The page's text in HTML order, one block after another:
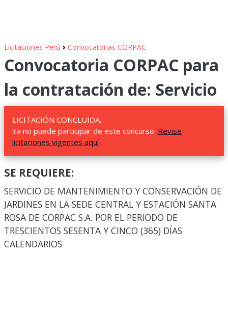
Licitaciones Perú › Convocatorias CORPAC
Convocatoria CORPAC para
la contratación de: Servicio
LICITACIÓN CONCLUIDA.
Ya no puede participar de este concurso. Revise
licitaciones vigentes aquí
SE REQUIERE:
SERVICIO DE MANTENIMIENTO Y CONSERVACIÓN DE
JARDINES EN LA SEDE CENTRAL Y ESTACIÓN SANTA
ROSA DE CORPAC S.A. POR EL PERIODO DE
TRESCIENTOS SESENTA Y CINCO (365) DÍAS
CALENDARIOS